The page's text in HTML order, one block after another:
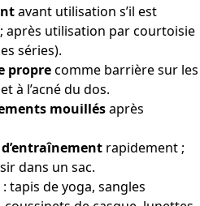
avant utilisation s’il est
après utilisation par courtoisie
séries).
proprecomme barrière sur les
à l’acné du dos.
mouillésaprès
rapidement ;
dans un sac.
: tapis de yoga, sangles